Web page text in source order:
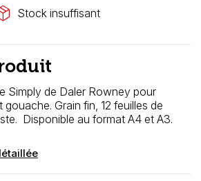
Stock insuffisant
Simply de Daler Rowney pour
Grain fin, 12 feuilles de
Disponible au format A4 et A3.